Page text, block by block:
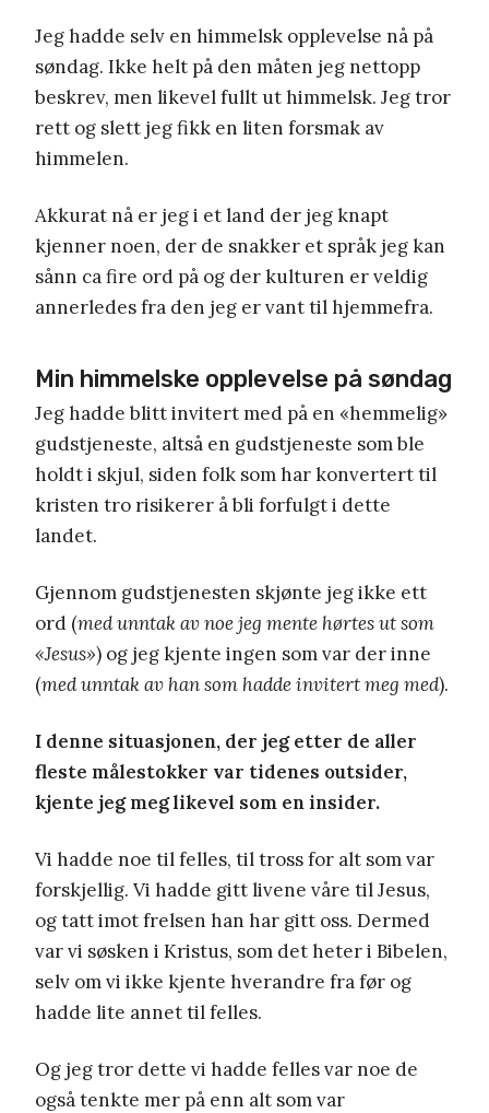
Jeg hadde selv en himmelsk opplevelse nå på
søndag. Ikke helt på den måten jeg nettopp
beskrev, men likevel fullt ut himmelsk. Jeg tror
rett og slett jeg fikk en liten forsmak av
himmelen.
Akkurat nå er jeg i et land der jeg knapt
kjenner noen, der de snakker et språk jeg kan
sånn ca fire ord på og der kulturen er veldig
annerledes fra den jeg er vant til hjemmefra.
Min himmelske opplevelse på søndag
Jeg hadde blitt invitert med på en «hemmelig»
gudstjeneste, altså en gudstjeneste som ble
holdt i skjul, siden folk som har konvertert til
kristen tro risikerer å bli forfulgt i dette
landet.
Gjennom gudstjenesten skjønte jeg ikke ett
ord (med unntak av noe jeg mente hørtes ut som
«Jesus») og jeg kjente ingen som var der inne
(med unntak av han som hadde invitert meg med).
I denne situasjonen, der jeg etter de aller
fleste målestokker var tidenes outsider,
kjente jeg meg likevel som en insider.
Vi hadde noe til felles, til tross for alt som var
forskjellig. Vi hadde gitt livene våre til Jesus,
og tatt imot frelsen han har gitt oss. Dermed
var vi søsken i Kristus, som det heter i Bibelen,
selv om vi ikke kjente hverandre fra før og
hadde lite annet til felles.
Og jeg tror dette vi hadde felles var noe de
også tenkte mer på enn alt som var